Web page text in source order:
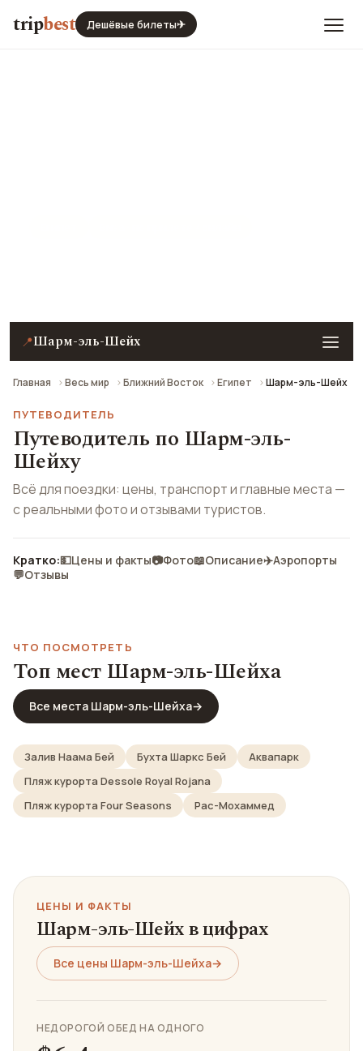
tripbest Дешёвые билеты✈
📍Шарм-эль-Шейх
Главная Весь мир Ближний Восток Египет Шарм-эль-Шейх
ПУТЕВОДИТЕЛЬ
Путеводитель по Шарм-эль-
Шейху
Всё для поездки: цены, транспорт и главные места —
с реальными фото и отзывами туристов.
Кратко:💵Цены и факты📷Фото📖Описание✈️Аэропорты
💬Отзывы
ЧТО ПОСМОТРЕТЬ
Топ мест Шарм-эль-Шейха
Все места Шарм-эль-Шейха→
Залив Наама Бей Бухта Шаркс Бей
Аквапарк
Пляж курорта Dessole Royal Rojana
Пляж курорта Four Seasons
Рас-Мохаммед
ЦЕНЫ И ФАКТЫ
Шарм-эль-Шейх в цифрах
Все цены Шарм-эль-Шейха→
НЕДОРОГОЙ ОБЕД НА ОДНОГО